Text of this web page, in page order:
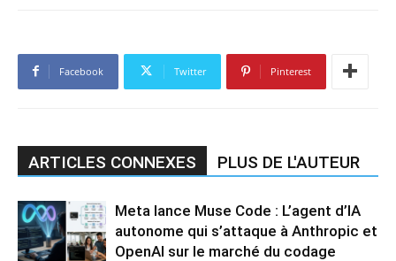
Facebook Twitter Pinterest
ARTICLES CONNEXES PLUS DE L'AUTEUR
Meta lance Muse Code : L’agent d’IA
autonome qui s’attaque à Anthropic et
OpenAI sur le marché du codage